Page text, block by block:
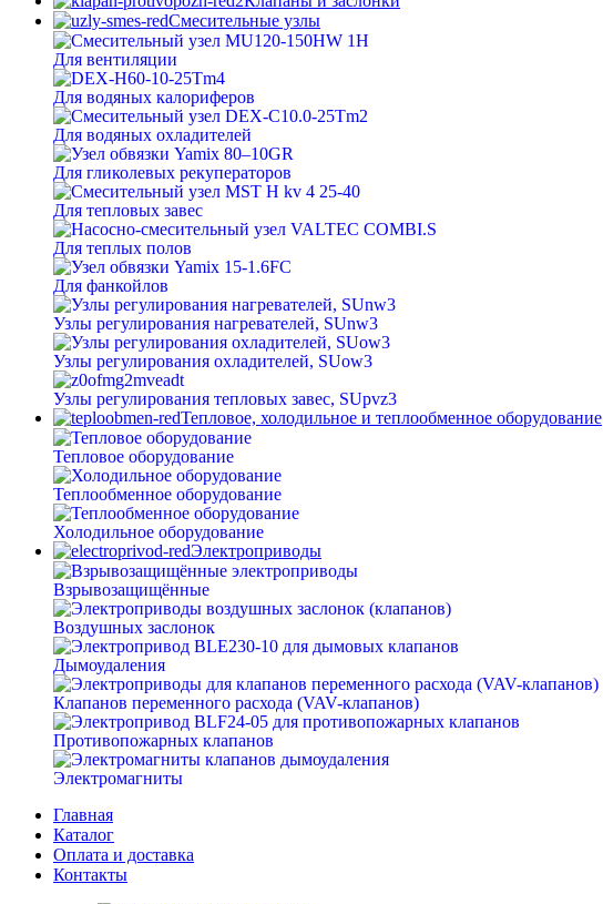
Смесительные узлы
Для вентиляции
Для водяных калориферов
Для водяных охладителей
Для гликолевых рекуператоров
Для тепловых завес
Для теплых полов
Для фанкойлов
Узлы регулирования нагревателей, SUnw3
Узлы регулирования охладителей, SUow3
Узлы регулирования тепловых завес, SUpvz3
Тепловое, холодильное и теплообменное оборудование
Тепловое оборудование
Теплообменное оборудование
Холодильное оборудование
Электроприводы
Взрывозащищённые
Воздушных заслонок
Дымоудаления
Клапанов переменного расхода (VAV-клапанов)
Противопожарных клапанов
Электромагниты
Главная
Каталог
Оплата и доставка
Контакты